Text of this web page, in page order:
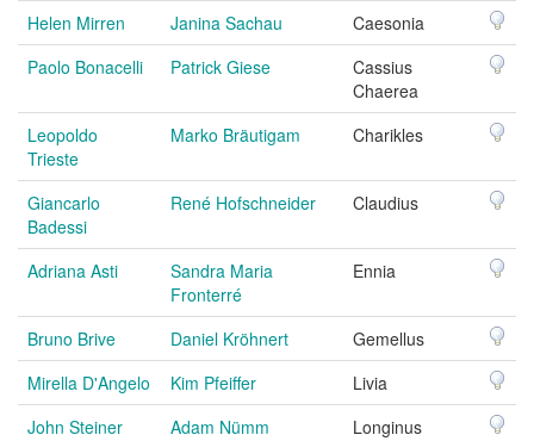
Helen Mirren Janina Sachau
Caesonia
Paolo Bonacelli
Patrick Giese
Cassius
Chaerea
Leopoldo
Trieste
Marko Bräutigam Charikles
Giancarlo
Badessi
René Hofschneider Claudius
Adriana Asti
Sandra Maria
Fronterré
Ennia
Bruno Brive Daniel Kröhnert
Gemellus
Mirella D'Angelo
Kim Pfeiffer
Livia
John Steiner
Adam Nümm
Longinus